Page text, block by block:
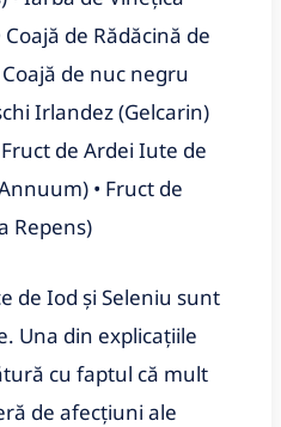
de Rădăcină de
de nuc negru
Irlandez (Gelcarin)
de Ardei Iute de
• Fruct de
Repens)
de Iod și Seleniu sunt
Una din explicațiile
cu faptul că mult
de afecțiuni ale